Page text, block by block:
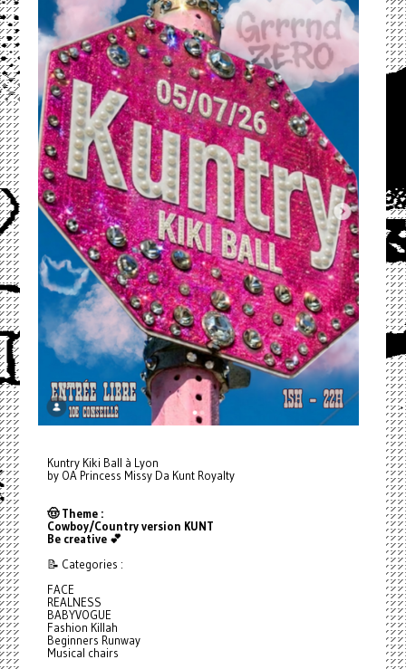
Kuntry Kiki Ball à Lyon
by OA Princess Missy Da Kunt Royalty
🤠 Theme :
Cowboy/Country version KUNT
Be creative 💕
📝 Categories :
FACE
REALNESS
BABYVOGUE
Fashion Killah
Beginners Runway
Musical chairs